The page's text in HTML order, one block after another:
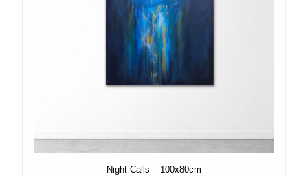
Night Calls – 100x80cm